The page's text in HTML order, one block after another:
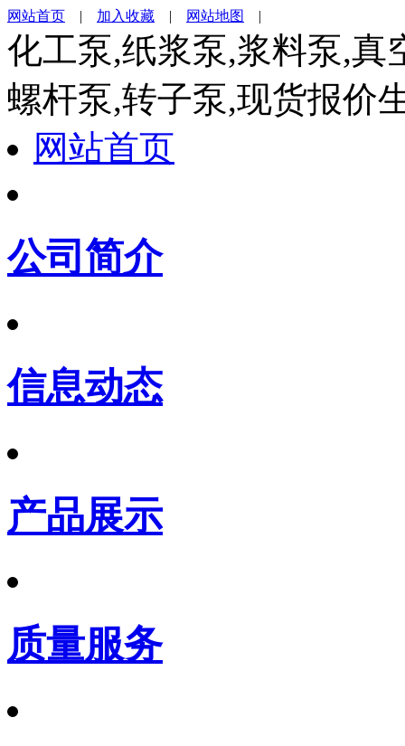
网站首页 | 加入收藏 | 网站地图 |
化工泵,纸浆泵,浆料泵,真
螺杆泵,转子泵,现货报价
网站首页
公司简介
信息动态
产品展示
质量服务